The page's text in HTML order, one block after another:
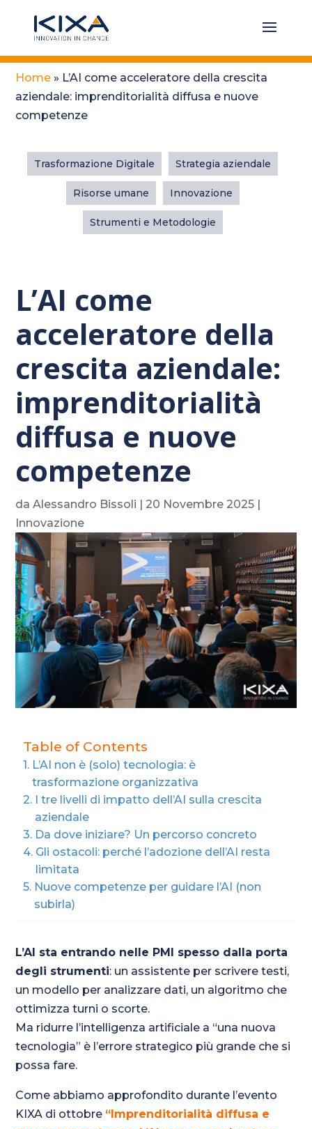
Home » L’AI come acceleratore della crescita
aziendale: imprenditorialità diffusa e nuove
competenze
Trasformazione Digitale Strategia aziendale
Risorse umane Innovazione
Strumenti e Metodologie
L’AI come
acceleratore della
crescita aziendale:
imprenditorialità
diffusa e nuove
competenze
daAlessandro Bissoli | 20 Novembre 2025 |
Innovazione
Table of Contents
L’AI non è (solo) tecnologia: è
trasformazione organizzativa
I tre livelli di impatto dell’AI sulla crescita
aziendale
Da dove iniziare? Un percorso concreto
Gli ostacoli: perché l’adozione dell’AI resta
limitata
Nuove competenze per guidare l’AI (non
subirla)
L’AI sta entrando nelle PMI spesso dalla porta
degli strumenti: un assistente per scrivere testi,
un modello per analizzare dati, un algoritmo che
ottimizza turni o scorte.
Ma ridurre l’intelligenza artificiale a “una nuova
tecnologia” è l’errore strategico più grande che si
possa fare.
Come abbiamo approfondito durante l’evento
KIXA di ottobre “Imprenditorialità diffusa e